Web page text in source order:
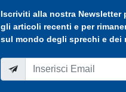
Iscriviti alla nostra Newsletter
gli articoli recenti e per
sul mondo degli sprechi e dei